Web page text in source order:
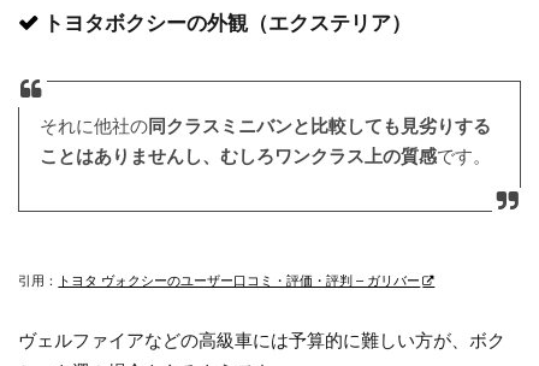
トヨタボクシーの外観（エクステリア）
それに他社の同クラスミニバンと比較しても見劣りする
ことはありませんし、むしろワンクラス上の質感です。
引用： トヨタ ヴォクシーのユーザー口コミ・評価・評判 – ガリバー
ヴェルファイアなどの高級車には予算的に難しい方が、ボク